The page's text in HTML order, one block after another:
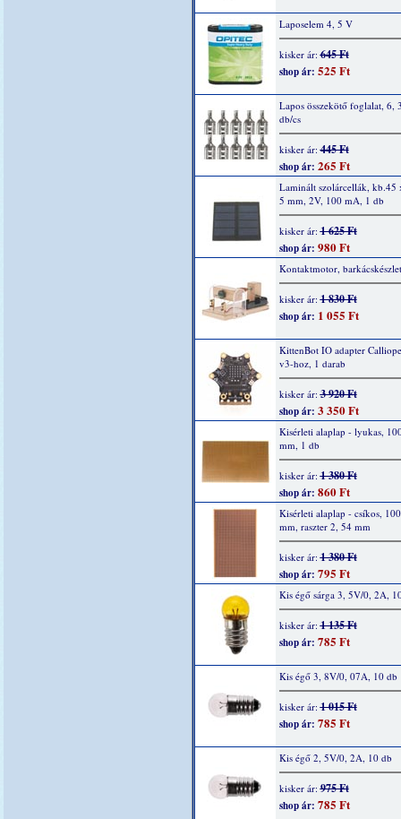
Laposelem 4, 5 V
kisker ár:645 Ft
shop ár: 525 Ft
Lapos összekötő foglalat, 6,
db/cs
kisker ár:445 Ft
shop ár: 265 Ft
Laminált szolárcellák, kb.45
5 mm, 2V, 100 mA, 1 db
kisker ár:1 625 Ft
shop ár: 980 Ft
Kontaktmotor, barkácskészlet
kisker ár:1 830 Ft
shop ár: 1 055 Ft
KittenBot IO adapter
v3-hoz, 1 darab
kisker ár:3 920 Ft
shop ár: 3 350 Ft
Kisérleti alaplap - lyukas,
mm, 1 db
kisker ár:1 380 Ft
shop ár: 860 Ft
Kisérleti alaplap - csíkos,
mm, raszter 2, 54 mm
kisker ár:1 380 Ft
shop ár: 795 Ft
Kis égő sárga 3, 5V/0, 2A,
kisker ár:1 135 Ft
shop ár: 785 Ft
Kis égő 3, 8V/0, 07A, 10 db
kisker ár:1 015 Ft
shop ár: 785 Ft
Kis égő 2, 5V/0, 2A, 10 db
kisker ár:975 Ft
shop ár: 785 Ft